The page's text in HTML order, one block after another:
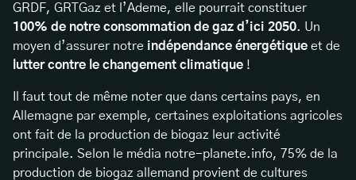
GRDF, GRTGaz et l’Ademe, elle pourrait constituer
100% de notre consommation de gaz d’ici 2050. Un
moyen d’assurer notre indépendance énergétique et de
lutter contre le changement climatique !
Il faut tout de même noter que dans certains pays, en
Allemagne par exemple, certaines exploitations agricoles
ont fait de la production de biogaz leur activité
principale. Selon le média notre-planete.info, 75% de la
production de biogaz allemand provient de cultures